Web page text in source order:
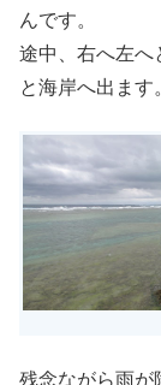
んです。
途中、右へ左へ
と海岸へ出ます
残念ながら雨が